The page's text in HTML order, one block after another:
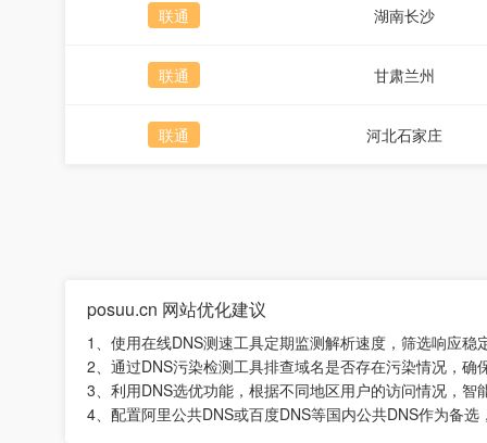
联通 湖南长沙
联通 甘肃兰州
联通 河北石家庄
posuu.cn 网站优化建议
1、使用在线DNS测速工具定期监测解析速度，筛选响应稳
2、通过DNS污染检测工具排查域名是否存在污染情况，确
3、利用DNS选优功能，根据不同地区用户的访问情况，智
4、配置阿里公共DNS或百度DNS等国内公共DNS作为备